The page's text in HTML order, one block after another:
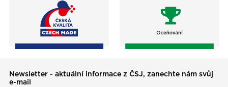
Newsletter - aktuální informace z ČSJ, zanechte nám svůj
e-mail